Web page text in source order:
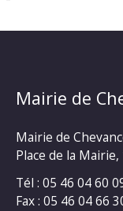
Mairie de
Mairie de
Place de la Mairie,
Tél : 05 46 04 60
Fax : 05 46 04 66